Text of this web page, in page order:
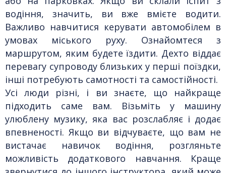
водіння, значить, ви вже вмієте водити.
Важливо навчитися керувати автомобілем в
умовах міського руху. Ознайомтеся з
маршрутом, яким будете їздити. Дехто віддає
перевагу супроводу близьких у перші поїздки,
інші потребують самотності та самостійності.
Усі люди різні, і ви знаєте, що найкраще
підходить саме вам. Візьміть у машину
улюблену музику, яка вас розслабляє і додає
впевненості. Якщо ви відчуваєте, що вам не
вистачає навичок водіння, розгляньте
можливість додаткового навчання. Краще